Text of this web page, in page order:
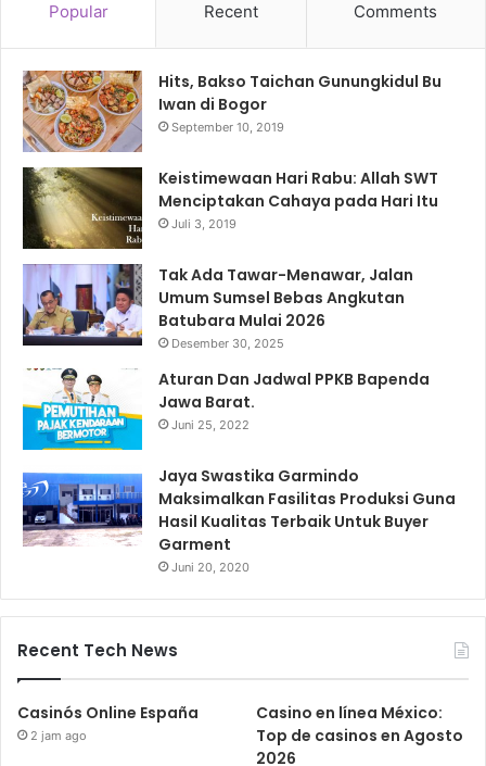
Popular Recent Comments
Hits, Bakso Taichan Gunungkidul Bu
Iwan di Bogor
September 10, 2019
Keistimewaan Hari Rabu: Allah SWT
Menciptakan Cahaya pada Hari Itu
Juli 3, 2019
Tak Ada Tawar-Menawar, Jalan
Umum Sumsel Bebas Angkutan
Batubara Mulai 2026
Desember 30, 2025
Aturan Dan Jadwal PPKB Bapenda
Jawa Barat.
Juni 25, 2022
Jaya Swastika Garmindo
Maksimalkan Fasilitas Produksi Guna
Hasil Kualitas Terbaik Untuk Buyer
Garment
Juni 20, 2020
Recent Tech News
Casinós Online España
2 jam ago
Casino en línea México:
Top de casinos en Agosto
2026